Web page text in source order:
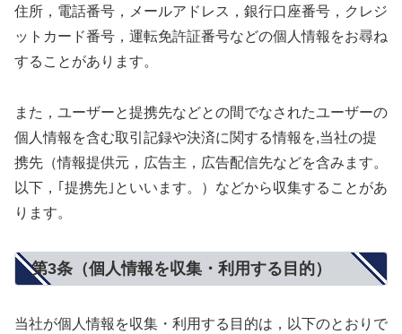
住所，電話番号，メールアドレス，銀行口座番号，クレジ
ットカード番号，運転免許証番号などの個人情報をお尋ね
することがあります。
また，ユーザーと提携先などとの間でなされたユーザーの
個人情報を含む取引記録や決済に関する情報を,当社の提
携先（情報提供元，広告主，広告配信先などを含みます。
以下，｢提携先｣といいます。）などから収集することがあ
ります。
第3条（個人情報を収集・利用する目的）
当社が個人情報を収集・利用する目的は，以下のとおりで